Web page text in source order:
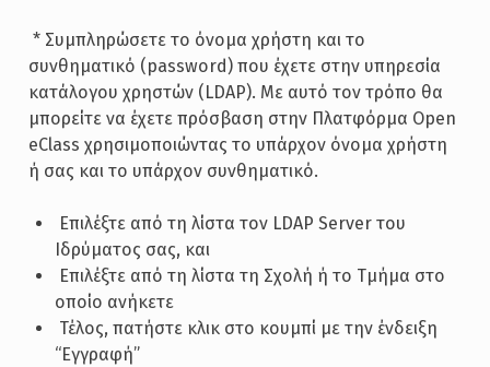
­ * Συμπληρώσετε το όνομα χρήστη και το
συνθηματικό (password) που έχετε στην υπηρεσία
κατάλογου χρηστών (LDAP). Με αυτό τον τρόπο θα
μπορείτε να έχετε πρόσβαση στην Πλατφόρμα Open
eClass χρησιμοποιώντας το υπάρχον όνομα χρήστη
ή σας και το υπάρχον συνθηματικό.
­ Επιλέξτε από τη λίστα τον LDAP Server του
Ιδρύματος σας, και
­ Επιλέξτε από τη λίστα τη Σχολή ή το Τμήμα στο
οποίο ανήκετε
­ Τέλος, πατήστε κλικ στο κουμπί με την ένδειξη
“Εγγραφή”